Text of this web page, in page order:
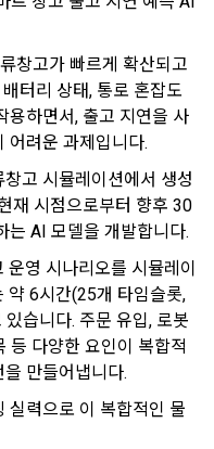
요
인증메일
를 말한다.
재풀 등록” 등 사이트에서
"회사"가 운영하는 사이
하여 각각의 목적에 맞게
서비스를 포함한다.
하기 위하여 이 약관에 동
인을 말한다.
서비스”를 이용하기 위
젝트, 코드 등을 제공하
의 주최를 의뢰하거나, 채
사”와 일정 계약을 한 개
”에 출제한 문제에 “개인
이를 평가하여 우수작을
합니다.
보에 대해 어떤 권리를 가
행사할 수 있는지를 알려
이 만14세 미만 아동의 개
수 있는지도 함께 안내
가적인 피해를 예방하고
구에게 연락하여 어떤 도
데이콘과 이용자 간의 권
개인정보자기결정권’을
선택정보 사항에 대해서
제한되지 않습니다.
추천 등의 마케팅 정보
하지 않을 경우 ‘홈>계
, 교육 등) 정보 수신 동
다.
고자 하는 경우에는 ‘홈>
행, 교육 등) 정보 수신
창고가 빠르게 확산되고
터리 상태, 통로 혼잡도
용하면서, 출고 지연을 사
어려운 과제입니다.
고 시뮬레이션에서 생성
재 시점으로부터 향후 30
는 AI 모델을 개발합니다.
영 시나리오를 시뮬레이
약 6시간(25개 타임슬롯,
습니다. 주문 유입, 로봇
등 다양한 요인이 복합적
만들어냅니다.
실력으로 이 복합적인 물